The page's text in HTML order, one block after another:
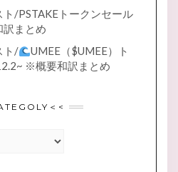
/PSTAKEトークンセール
訳まとめ
ト/
UMEE（$UMEE）ト
※概要和訳まとめ
＜<